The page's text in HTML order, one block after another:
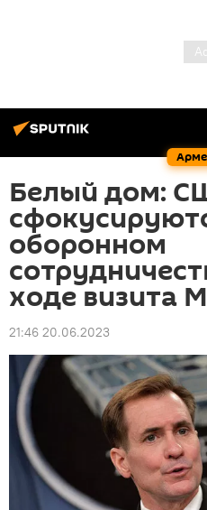
Белый дом:
оборонном
ходе визита
21:46 20.06.2023